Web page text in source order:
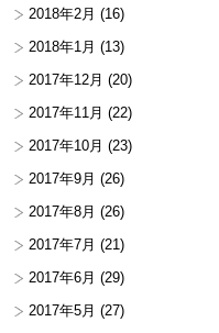
2018年2月 (16)
2018年1月 (13)
2017年12月 (20)
2017年11月 (22)
2017年10月 (23)
2017年9月 (26)
2017年8月 (26)
2017年7月 (21)
2017年6月 (29)
2017年5月 (27)